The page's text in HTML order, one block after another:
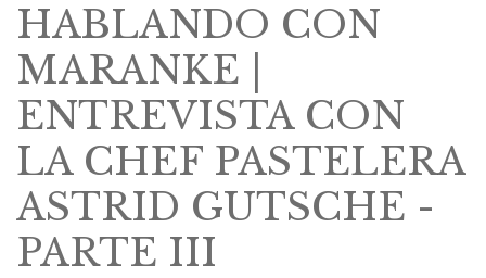
HABLANDO CON
MARANKE |
ENTREVISTA CON
LA CHEF PASTELERA
ASTRID GUTSCHE -
PARTE III